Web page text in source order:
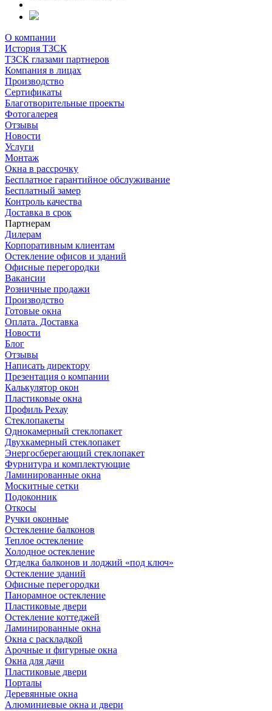
О компании
История ТЗСК
ТЗСК глазами партнеров
Компания в лицах
Производство
Сертификаты
Благотворительные проекты
Фотогалерея
Отзывы
Новости
Услуги
Монтаж
Окна в рассрочку
Бесплатное гарантийное обслуживание
Бесплатный замер
Контроль качества
Доставка в срок
Партнерам
Дилерам
Корпоративным клиентам
Остекление офисов и зданий
Офисные перегородки
Вакансии
Розничные продажи
Производство
Готовые окна
Оплата. Доставка
Новости
Блог
Отзывы
Написать директору
Презентация о компании
Калькулятор окон
Пластиковые окна
Профиль Рехау
Стеклопакеты
Однокамерный стеклопакет
Двухкамерный стеклопакет
Энергосберегающий стеклопакет
Фурнитура и комплектующие
Ламинированные окна
Москитные сетки
Подоконник
Откосы
Ручки оконные
Остекление балконов
Теплое остекление
Холодное остекление
Отделка балконов и лоджий «под ключ»
Остекление зданий
Офисные перегородки
Панорамное остекление
Пластиковые двери
Остекление коттеджей
Ламинированные окна
Окна с раскладкой
Арочные и фигурные окна
Окна для дачи
Пластиковые двери
Порталы
Деревянные окна
Алюминиевые окна и двери